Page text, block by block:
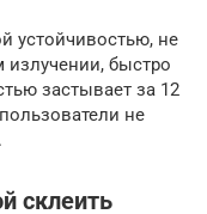
устойчивостью, не
излучении, быстро
застывает за 12
не
склеить